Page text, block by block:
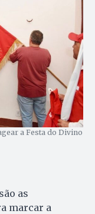
a Festa do Divino
as
marcar a